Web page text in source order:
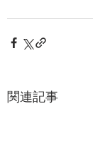
関連記事